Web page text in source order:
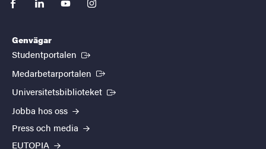
facebooklinkedinyoutubeinstagram
Genvägar
Studentportalen (Extern länk)
Medarbetarportalen (Extern länk)
Universitetsbiblioteket (Extern länk)
Jobba hos oss
Press och media
EUTOPIA